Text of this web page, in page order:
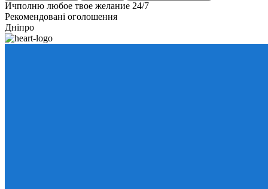
Ичполню любое твое желание 24/7
Рекомендовані оголошення
Дніпро